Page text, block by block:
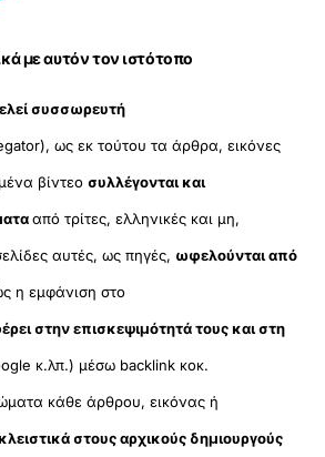
με αυτόν τον ιστότοπο
συσσωρευτή
ως εκ τούτου τα άρθρα, εικόνες
βίντεοσυλλέγονται και
από τρίτες, ελληνικές και μη,
αυτές, ως πηγές, ωφελούνται από
η εμφάνιση στο
στην επισκεψιμότητά τους και στη
κ.λπ.) μέσω backlink κοκ.
κάθε άρθρου, εικόνας ή
στους αρχικούς δημιουργούς